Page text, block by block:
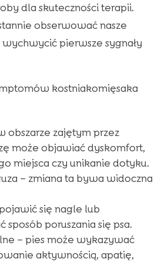
dla skuteczności terapii.
obserwować nasze
pierwsze sygnały
kostniakomięsaka
obszarze zajętym przez
może objawiać dyskomfort,
miejsca czy unikanie dotyku.
– zmiana ta bywa widoczna
się nagle lub
sposób poruszania się psa.
– pies może wykazywać
aktywnością, apatię,